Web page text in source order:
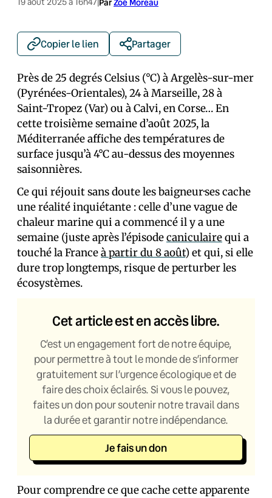
Copier le lien Partager
Près de 25 degrés Celsius (°C) à Argelès-sur-mer
(Pyrénées-Orientales), 24 à Marseille, 28 à
Saint-Tropez (Var) ou à Calvi, en Corse… En
cette troisième semaine d’août 2025, la
Méditerranée affiche des températures de
surface jusqu’à 4°C au-dessus des moyennes
saisonnières.
Ce qui réjouit sans doute les baigneur·ses cache
une réalité inquiétante : celle d’une vague de
chaleur marine qui a commencé il y a une
semaine (juste après l’épisodecaniculairequi a
touché la Franceà partir du 8 août) et qui, si elle
dure trop longtemps, risque de perturber les
écosystèmes.
Cet article est en accès libre.
C’est un engagement fort de notre équipe,
pour permettre à tout le monde de s’informer
gratuitement sur l’urgence écologique et de
faire des choix éclairés. Si vous le pouvez,
faites un don pour soutenir notre travail dans
la durée et garantir notre indépendance.
Je fais un don
Pour comprendre ce que cache cette apparente